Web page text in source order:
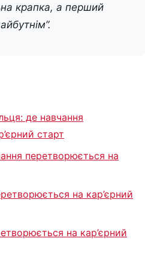
крапка, а перший
де навчання
старт
перетворюється на
на кар’єрний
на кар’єрний